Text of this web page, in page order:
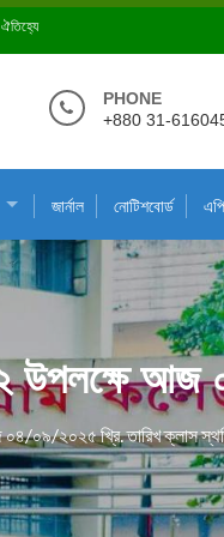
ঐতিহ্যে
PHONE
+880 31-
জার্নাল নোটিশবোর্ড
উপলক্ষে
০৪/০৯/২০২৫ খ্রি. তারিখ ক্লাস